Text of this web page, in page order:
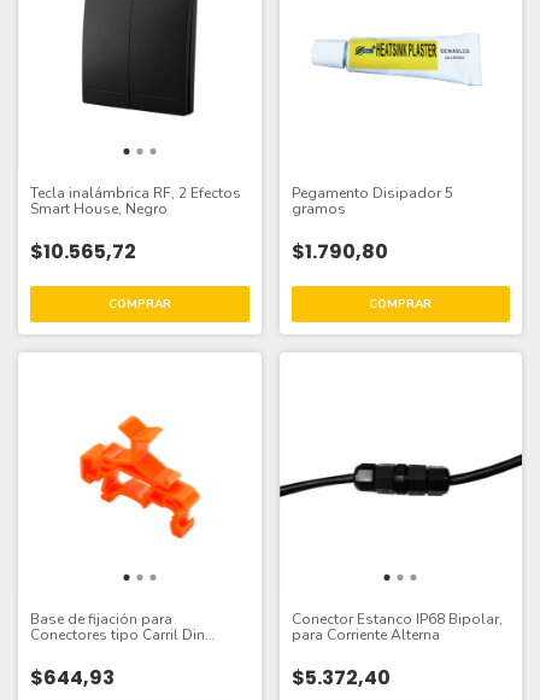
Tecla inalámbrica RF, 2 Efectos
Smart House, Negro
$10.565,72
Pegamento Disipador 5
gramos
$1.790,80
Base de fijación para
Conectores tipo Carril Din
$644,93
Conector Estanco IP68 Bipolar,
para Corriente Alterna
$5.372,40